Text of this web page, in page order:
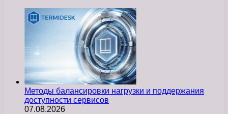
Методы балансировки нагрузки и поддержания
доступности сервисов
07.08.2026